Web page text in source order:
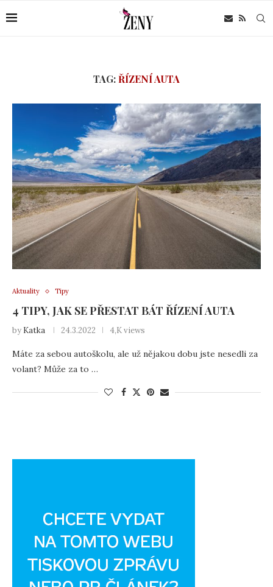
TAG:ŘÍZENÍ AUTA
Aktuality Tipy
4 TIPY, JAK SE PŘESTAT BÁT ŘÍZENÍ AUTA
by Katka 24.3.2022 4,K views
Máte za sebou autoškolu, ale už nějakou dobu jste nesedli za
volant? Může za to …